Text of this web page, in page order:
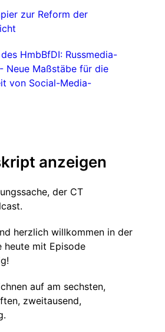
zur Reform der
HmbBfDI: Russmedia-
Neue Maßstäbe für die
von Social-Media-
anzeigen
der CT
herzlich willkommen in der
heute mit Episode
auf am sechsten,
zweitausend,